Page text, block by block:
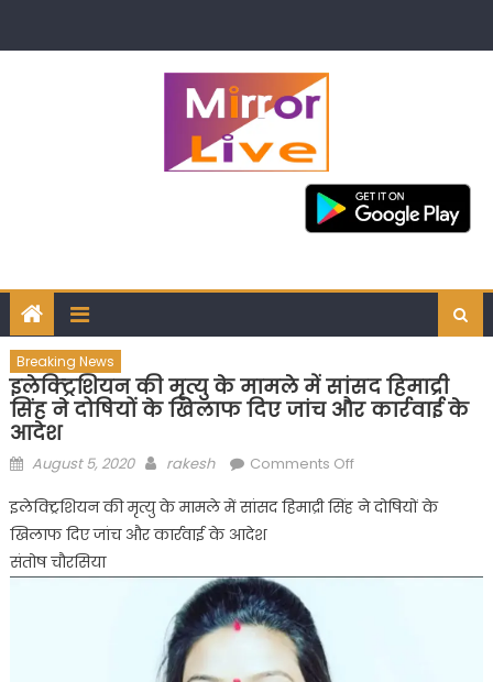
Breaking News
इलेक्ट्रिशियन की मृत्यु के मामले में सांसद हिमाद्री
सिंह ने दोषियों के खिलाफ दिए जांच और कार्रवाई के
आदेश
Posted
August 5, 2020 Author
rakesh Comments Offon
की
इलेक्ट्रिशियन की मृत्यु के मामले में सांसद हिमाद्री सिंह ने दोषियों के
खिलाफ दिए जांच और कार्रवाई के आदेश
संतोष चौरसिया